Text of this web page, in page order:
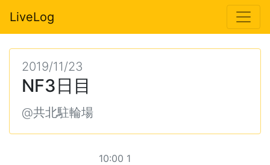
LiveLog
2019/11/23
NF3日目
@共北駐輪場
10:00 1